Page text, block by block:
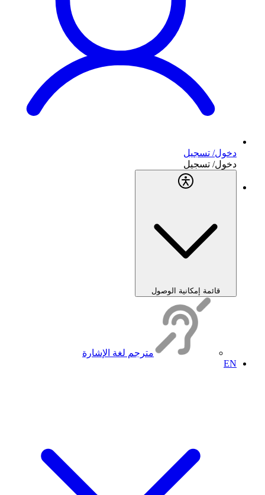
دخول/ تسجيل
دخول/ تسجيل
قائمة إمكانية الوصول
مترجم لغة الإشارة
EN